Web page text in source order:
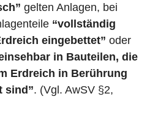
gelten Anlagen, bei
“vollständig
eingebettet” oder
in Bauteilen, die
Erdreich in Berührung
sind”. (Vgl. AwSV §2,